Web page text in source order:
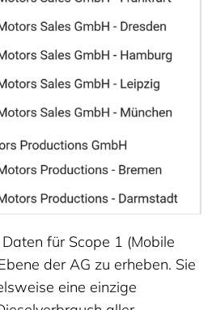
für Scope 1 (Mobile
der AG zu erheben. Sie
eine einzige